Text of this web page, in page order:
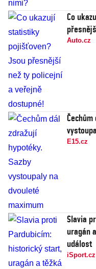
Co
Auto.cz
E15.cz
Slavia
uragán
událost
iSport.cz